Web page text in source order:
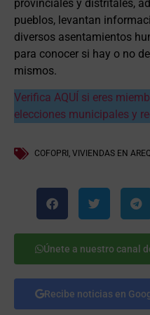
provinciales y distritales,
pueblos, levantan
diversos asentamientos
para conocer si hay o no
mismos.
Verifica AQUÍ si eres
elecciones municipales y
COFOPRI , VIVIENDAS EN
Únete a nuestro canal
Recibe noticias en